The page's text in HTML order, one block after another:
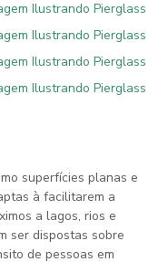
superfícies planas e
à facilitarem a
a lagos, rios e
ser dispostas sobre
de pessoas em